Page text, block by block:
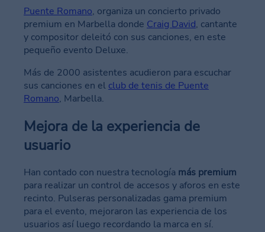
Puente Romano, organiza un concierto privado
premium en Marbella donde Craig David, cantante
y compositor deleitó con sus canciones, en este
pequeño evento Deluxe.
Más de 2000 asistentes acudieron para escuchar
sus canciones en el club de tenis de Puente
Romano, Marbella.
Mejora de la experiencia de
usuario
Han contado con nuestra tecnología más premium
para realizar un control de accesos y aforos en este
recinto. Pulseras personalizadas gama premium
para el evento, mejoraron las experiencia de los
usuarios así luego recordando la marca en sí.